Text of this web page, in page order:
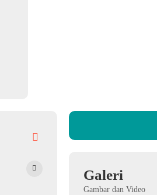
Galeri
Gambar dan Video